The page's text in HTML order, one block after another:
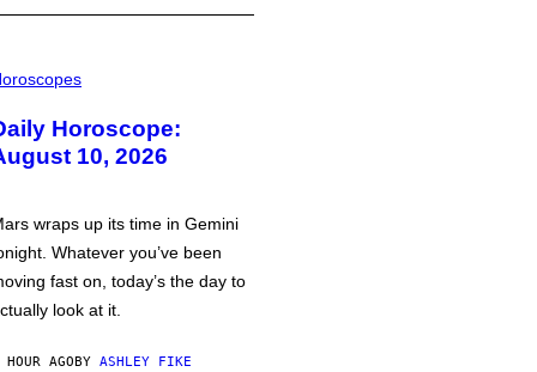
Horoscope:
10, 2026
wraps up its time in Gemini
Whatever you’ve been
fast on, today’s the day to
look at it.
HOUR AGOBY ASHLEY FIKE